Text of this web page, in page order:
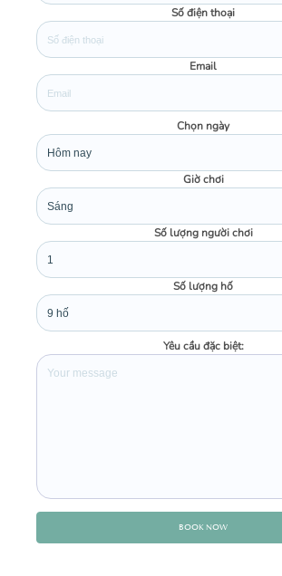
Instagram
Số điện thoại
Email
Chọn ngày
Giờ chơi
Số lượng người chơi
Số lượng hố
Yêu cầu đặc biệt:
BOOK NOW